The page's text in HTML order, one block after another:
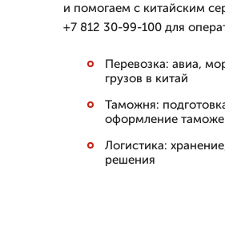
и помогаем с китайским
+7 812 30-99-100 для
Перевозка: авиа,
грузов в китай
Таможня:
оформление
Логистика:
решения